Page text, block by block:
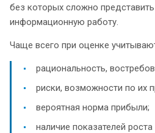
без которых сложно
информационную работу.
Чаще всего при оценке
рациональность,
риски, возможности по их
вероятная норма прибыли;
наличие показателей